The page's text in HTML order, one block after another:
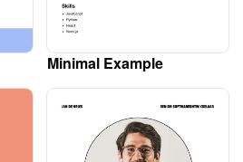
Minimal Example